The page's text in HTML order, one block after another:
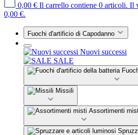
0,00 € Il carrello contiene 0 articoli. Il
0,00 €.
Fuochi d'artificio di Capodanno
Nuovi successi
SALE
Missili
Assortimenti